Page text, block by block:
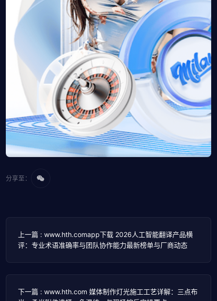
分享至：
上一篇 : www.hth.comapp下载 2026人工智能翻译产品横
评：专业术语准确率与团队协作能力最新榜单与厂商动态
下一篇 : www.hth.com 媒体制作灯光施工工艺详解：三点布